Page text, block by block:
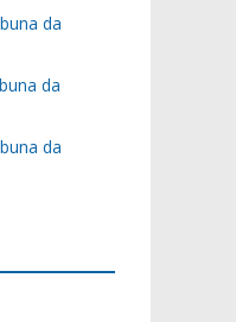
da
da
da